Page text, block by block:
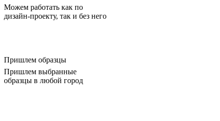
Можем работать как по
дизайн-проекту, так и без него
Пришлем образцы
Пришлем выбранные
образцы в любой город